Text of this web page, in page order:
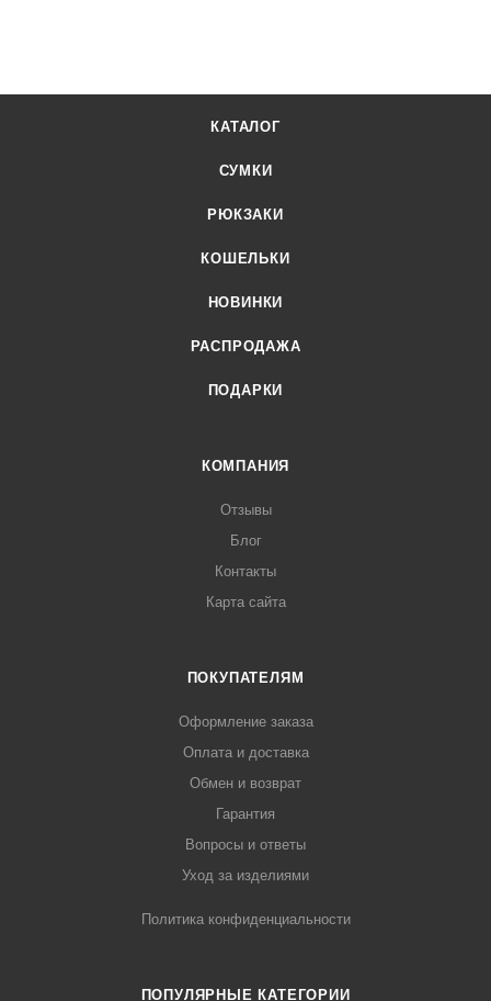
КАТАЛОГ
СУМКИ
РЮКЗАКИ
КОШЕЛЬКИ
НОВИНКИ
РАСПРОДАЖА
ПОДАРКИ
КОМПАНИЯ
Отзывы
Блог
Контакты
Карта сайта
ПОКУПАТЕЛЯМ
Оформление заказа
Оплата и доставка
Обмен и возврат
Гарантия
Вопросы и ответы
Уход за изделиями
Политика конфиденциальности
ПОПУЛЯРНЫЕ КАТЕГОРИИ